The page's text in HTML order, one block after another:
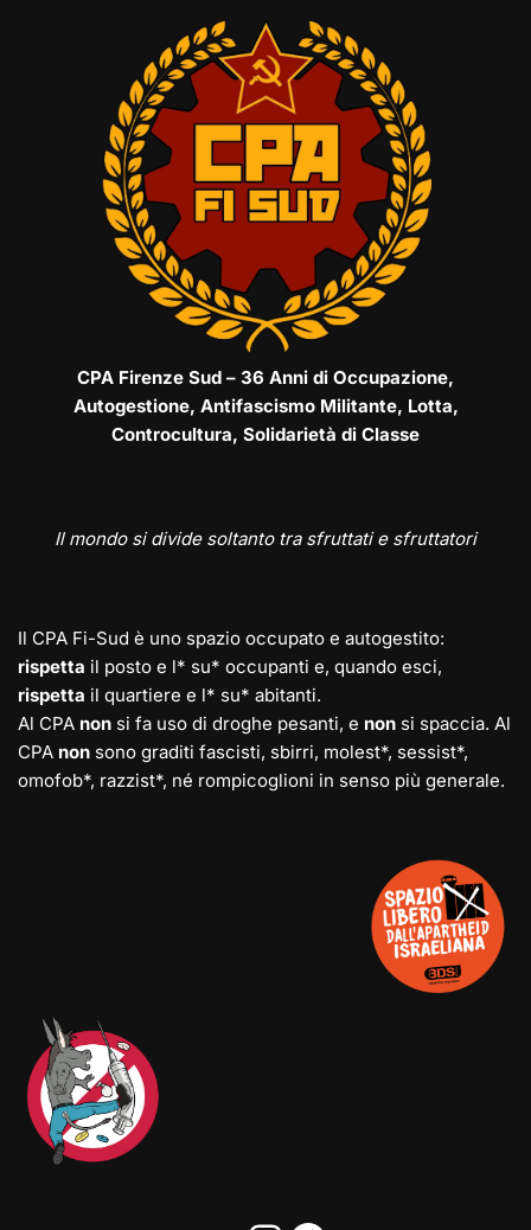
CPA Firenze Sud – 36 Anni di Occupazione,
Autogestione, Antifascismo Militante, Lotta,
Controcultura, Solidarietà di Classe
Il mondo si divide soltanto tra sfruttati e sfruttatori
Il CPA Fi-Sud è uno spazio occupato e autogestito:
rispetta il posto e l* su* occupanti e, quando esci,
rispetta il quartiere e l* su* abitanti.
Al CPA non si fa uso di droghe pesanti, e non si spaccia. Al
CPA non sono graditi fascisti, sbirri, molest*, sessist*,
omofob*, razzist*, né rompicoglioni in senso più generale.